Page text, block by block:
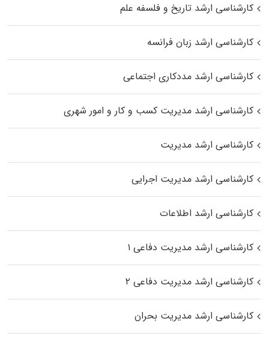
کارشناسی ارشد تاریخ و فلسفه علم
کارشناسی ارشد زبان فرانسه
کارشناسی ارشد مددکاری اجتماعی
کارشناسی ارشد مدیریت کسب و کار و امور شهری
کارشناسی ارشد مدیریت
کارشناسی ارشد مدیریت اجرایی
کارشناسی ارشد اطلاعات
کارشناسی ارشد مدیریت دفاعی ۱
کارشناسی ارشد مدیریت دفاعی ۲
کارشناسی ارشد مدیریت بحران